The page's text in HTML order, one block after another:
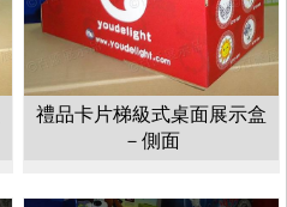
禮品卡片梯級式桌面展示盒
－側面